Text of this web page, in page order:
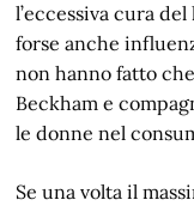
l’eccessiva cura
forse anche
non hanno fatto
Beckham e
le donne nel
Se una volta il